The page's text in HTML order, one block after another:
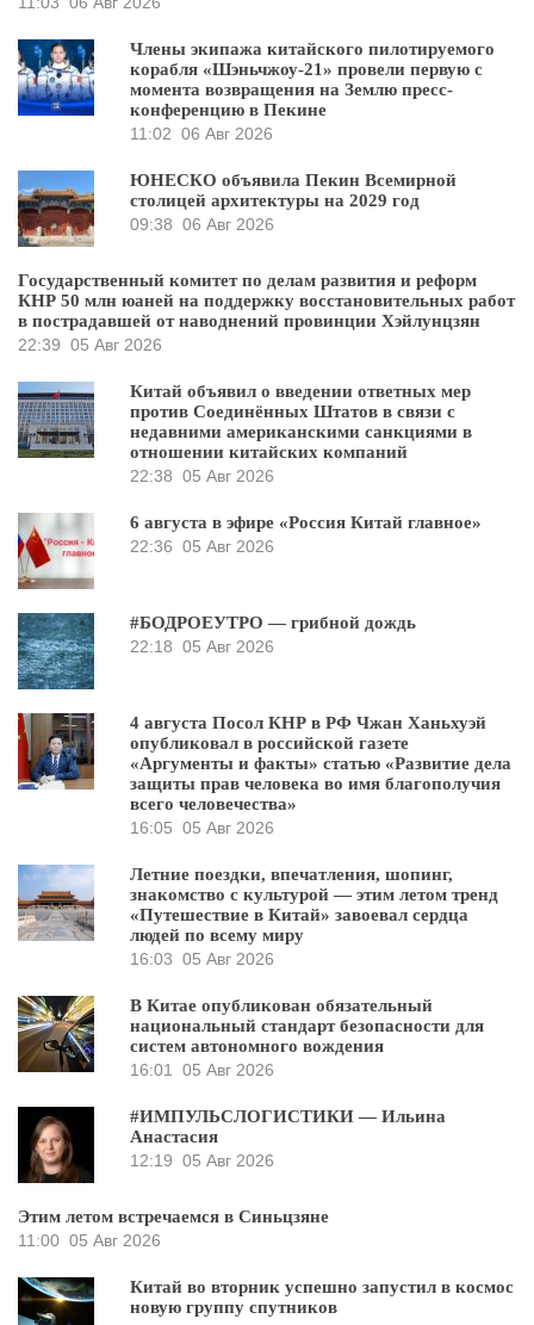
Члены экипажа китайского пилотируемого
корабля «Шэньчжоу-21» провели первую с
момента возвращения на Землю пресс-
конференцию в Пекине
11:02 06 Авг 2026
ЮНЕСКО объявила Пекин Всемирной
столицей архитектуры на 2029 год
09:38 06 Авг 2026
Государственный комитет по делам развития и реформ
КНР 50 млн юаней на поддержку восстановительных работ
в пострадавшей от наводнений провинции Хэйлунцзян
22:39 05 Авг 2026
Китай объявил о введении ответных мер
против Соединённых Штатов в связи с
недавними американскими санкциями в
отношении китайских компаний
22:38 05 Авг 2026
6 августа в эфире «Россия Китай главное»
22:36 05 Авг 2026
#БОДРОЕУТРО — грибной дождь
22:18 05 Авг 2026
4 августа Посол КНР в РФ Чжан Ханьхуэй
опубликовал в российской газете
«Аргументы и факты» статью «Развитие дела
защиты прав человека во имя благополучия
всего человечества»
16:05 05 Авг 2026
Летние поездки, впечатления, шопинг,
знакомство с культурой — этим летом тренд
«Путешествие в Китай» завоевал сердца
людей по всему миру
16:03 05 Авг 2026
В Китае опубликован обязательный
национальный стандарт безопасности для
систем автономного вождения
16:01 05 Авг 2026
#ИМПУЛЬСЛОГИСТИКИ — Ильина
Анастасия
12:19 05 Авг 2026
Этим летом встречаемся в Синьцзяне
11:00 05 Авг 2026
Китай во вторник успешно запустил в космос
новую группу спутников